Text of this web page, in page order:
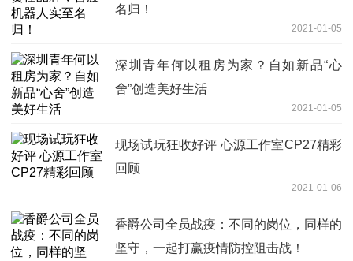
名归！
2021-01-05
深圳青年何以租房为家？自如新品“心
舍”创造美好生活
2021-01-05
现场试玩狂收好评 心源工作室CP27精彩
回顾
2021-01-06
香爵公司全员战疫：不同的岗位，同样的
坚守，一起打赢疫情防控阻击战！